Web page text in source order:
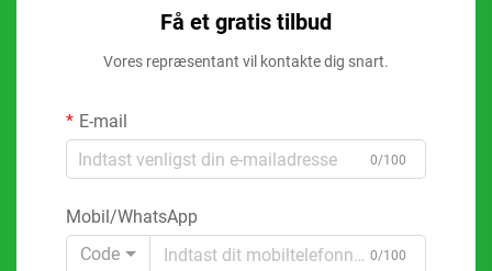
Få et gratis tilbud
Vores repræsentant vil kontakte dig snart.
E-mail
0/100
Mobil/WhatsApp
Code
0/100